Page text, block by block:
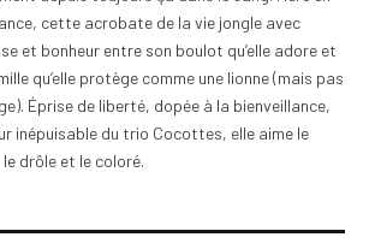
cette acrobate de la vie jongle avec
et bonheur entre son boulot qu’elle adore et
qu’elle protège comme une lionne (mais pas
Éprise de liberté, dopée à la bienveillance,
inépuisable du trio Cocottes, elle aime le
le drôle et le coloré.